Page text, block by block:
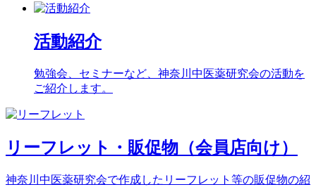
活動紹介
勉強会、セミナーなど、神奈川中医薬研究会の活動を
ご紹介します。
リーフレット・販促物（会員店向け）
神奈川中医薬研究会で作成したリーフレット等の販促物の紹